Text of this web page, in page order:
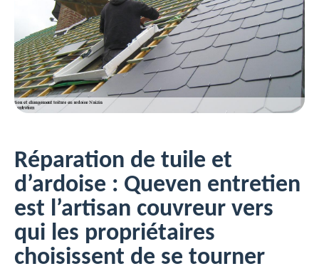
Réparation de tuile et
d’ardoise : Queven entretien
est l’artisan couvreur vers
qui les propriétaires
choisissent de se tourner